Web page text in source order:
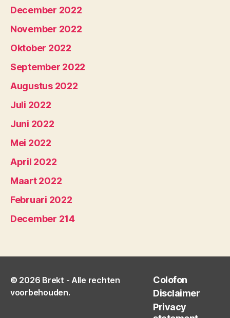
December 2022
November 2022
Oktober 2022
September 2022
Augustus 2022
Juli 2022
Juni 2022
Mei 2022
April 2022
Maart 2022
Februari 2022
December 214
© 2026 Brekt - Alle rechten
voorbehouden.
Colofon
Disclaimer
Privacy